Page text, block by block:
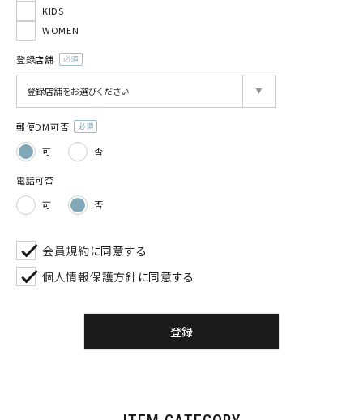
KIDS
WOMEN
登録店舗
須)
郵便DM可否
須)
可 否
電話可否
可
否
会員規約に同意する
個人情報保護方針 に同意する
登録